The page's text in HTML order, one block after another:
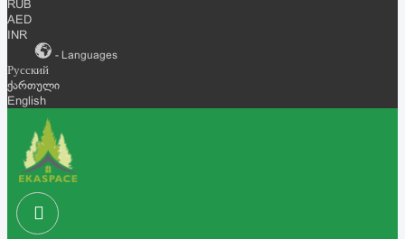
RUB
AED
INR
- Languages
Русский
ქართული
English